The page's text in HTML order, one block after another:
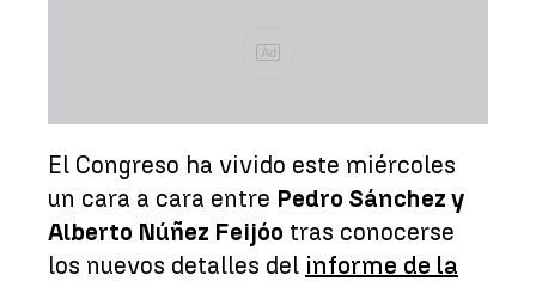
Ad
El Congreso ha vivido este miércoles
un cara a cara entre Pedro Sánchez y
Alberto Núñez Feijóo tras conocerse
los nuevos detalles del informe de la